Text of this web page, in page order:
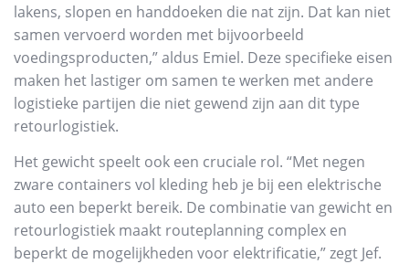
lakens, slopen en handdoeken die nat zijn. Dat kan niet
samen vervoerd worden met bijvoorbeeld
voedingsproducten,” aldus Emiel. Deze specifieke eisen
maken het lastiger om samen te werken met andere
logistieke partijen die niet gewend zijn aan dit type
retourlogistiek.
Het gewicht speelt ook een cruciale rol. “Met negen
zware containers vol kleding heb je bij een elektrische
auto een beperkt bereik. De combinatie van gewicht en
retourlogistiek maakt routeplanning complex en
beperkt de mogelijkheden voor elektrificatie,” zegt Jef.